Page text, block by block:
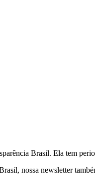
Brasil. Ela tem
nossa newsletter